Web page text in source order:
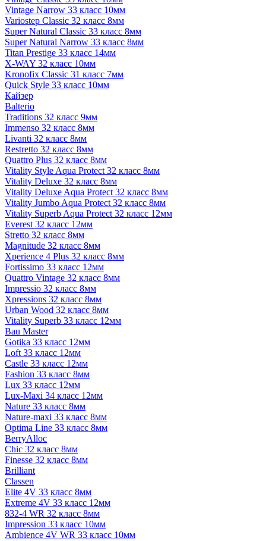
Vintage Narrow 33 класс 10мм
Variostep Classic 32 класс 8мм
Super Natural Classic 33 класс 8мм
Super Natural Narrow 33 класс 8мм
Titan Prestige 33 класс 14мм
X-WAY 32 класс 10мм
Kronofix Classic 31 класс 7мм
Quick Style 33 класс 10мм
Кайзер
Balterio
Traditions 32 класс 9мм
Immenso 32 класс 8мм
Livanti 32 класс 8мм
Restretto 32 класс 8мм
Quattro Plus 32 класс 8мм
Vitality Style Aqua Protect 32 класс 8мм
Vitality Deluxe 32 класс 8мм
Vitality Deluxe Aqua Protect 32 класс 8мм
Vitality Jumbo Aqua Protect 32 класс 8мм
Vitality Superb Aqua Protect 32 класс 12мм
Everest 32 класс 12мм
Stretto 32 класс 8мм
Magnitude 32 класс 8мм
Xperience 4 Plus 32 класс 8мм
Fortissimo 33 класс 12мм
Quattro Vintage 32 класс 8мм
Impressio 32 класс 8мм
Xpressions 32 класс 8мм
Urban Wood 32 класс 8мм
Vitality Superb 33 класс 12мм
Bau Master
Gotika 33 класс 12мм
Loft 33 класс 12мм
Castle 33 класс 12мм
Fashion 33 класс 8мм
Lux 33 класс 12мм
Lux-Maxi 34 класс 12мм
Nature 33 класс 8мм
Nature-maxi 33 класс 8мм
Optima Line 33 класс 8мм
BerryAlloc
Chic 32 класс 8мм
Finesse 32 класс 8мм
Brilliant
Classen
Elite 4V 33 класс 8мм
Extreme 4V 33 класс 12мм
832-4 WR 32 класс 8мм
Impression 33 класс 10мм
Ambience 4V WR 33 класс 10мм